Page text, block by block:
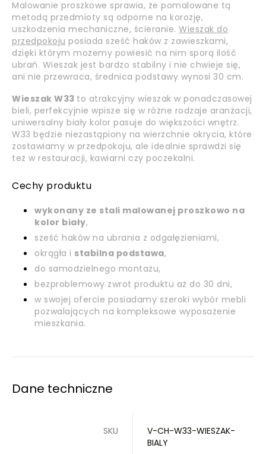
Malowanie proszkowe sprawia, że pomalowane tą
metodą przedmioty są odporne na korozję,
uszkodzenia mechaniczne, ścieranie. Wieszak do
przedpokoju posiada sześć haków z zawieszkami,
dzięki którym możemy powiesić na nim sporą ilość
ubrań. Wieszak jest bardzo stabilny i nie chwieje się,
ani nie przewraca, średnica podstawy wynosi 30 cm.
Wieszak W33 to atrakcyjny wieszak w ponadczasowej
bieli, perfekcyjnie wpisze się w różne rodzaje aranżacji,
uniwersalny biały kolor pasuje do większości wnętrz.
W33 będzie niezastąpiony na wierzchnie okrycia, które
zostawiamy w przedpokoju, ale idealnie sprawdzi się
też w restauracji, kawiarni czy poczekalni.
Cechy produktu
wykonany ze stali malowanej proszkowo na
kolor biały,
sześć haków na ubrania z odgałęzieniami,
okrągła i stabilna podstawa,
do samodzielnego montażu,
bezproblemowy zwrot produktu aż do 30 dni,
w swojej ofercie posiadamy szeroki wybór mebli
pozwalających na kompleksowe wyposażenie
mieszkania.
Dane techniczne
SKU
V-CH-W33-WIESZAK-
BIALY